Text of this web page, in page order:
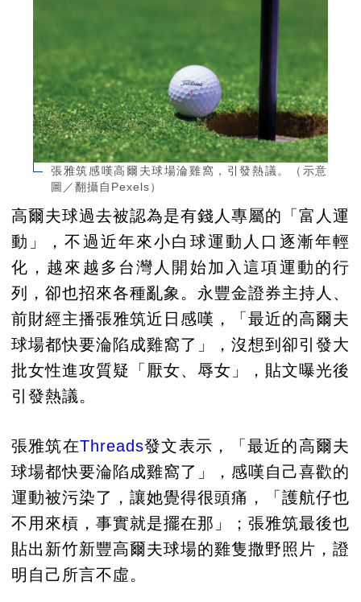
張雅筑感嘆高爾夫球場淪雞窩，引發熱議。（示意
圖／翻攝自Pexels）
高爾夫球過去被認為是有錢人專屬的「富人運
動」，不過近年來小白球運動人口逐漸年輕
化，越來越多台灣人開始加入這項運動的行
列，卻也招來各種亂象。永豐金證券主持人、
前財經主播張雅筑近日感嘆，「最近的高爾夫
球場都快要淪陷成雞窩了」，沒想到卻引發大
批女性進攻質疑「厭女、辱女」，貼文曝光後
引發熱議。
張雅筑在Threads發文表示，「最近的高爾夫
球場都快要淪陷成雞窩了」，感嘆自己喜歡的
運動被污染了，讓她覺得很頭痛，「護航仔也
不用來槓，事實就是擺在那」；張雅筑最後也
貼出新竹新豐高爾夫球場的雞隻撒野照片，證
明自己所言不虛。